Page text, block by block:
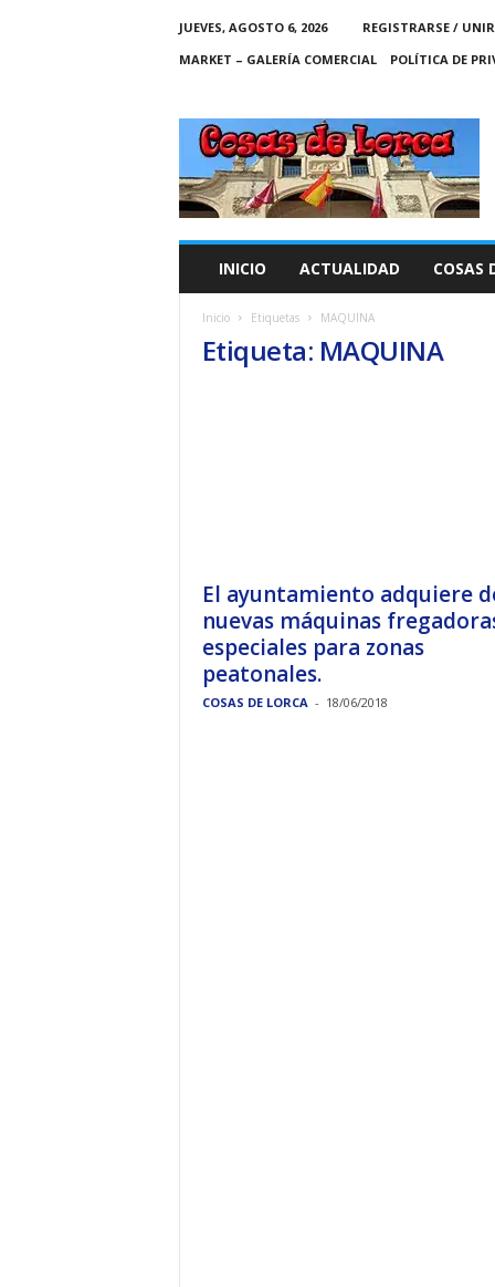
JUEVES, AGOSTO 6, 2026
REGISTRARSE /
MARKET – GALERÍA COMERCIAL
POLÍTICA DE
C
A
S
INICIO ACTUALIDAD COSAS
Inicio Etiquetas MAQUINA
Etiqueta: MAQUINA
El ayuntamiento adquiere
nuevas máquinas
especiales para zonas
peatonales.
COSAS DE LORCA - 18/06/2018